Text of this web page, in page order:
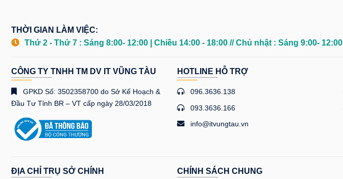
THỜI GIAN LÀM VIỆC:
Thứ 2 - Thứ 7 : Sáng 8:00- 12:00 | Chiều 14:00 - 18:00 // Chủ nhật : Sáng 9:00- 12:00
CÔNG TY TNHH TM DV IT VŨNG TÀU
GPKD Số: 3502358700 do Sở Kế Hoạch &
Đầu Tư Tỉnh BR – VT cấp ngày 28/03/2018
HOTLINE HỖ TRỢ
096.3636.138
093.3636.166
info@itvungtau.vn
ĐỊA CHỈ TRỤ SỞ CHÍNH CHÍNH SÁCH CHUNG